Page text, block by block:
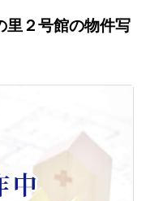
２号館の物件写